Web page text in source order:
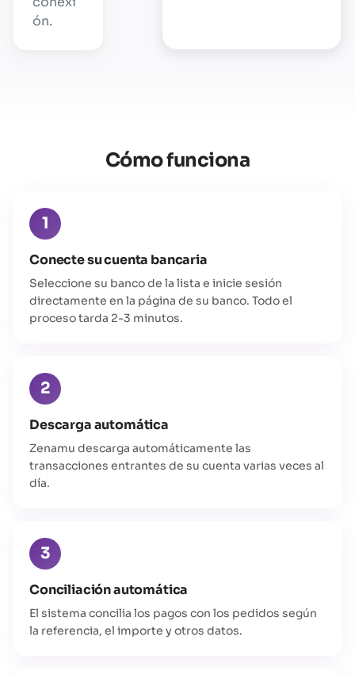
ón.
Cómo funciona
1
Conecte su cuenta bancaria
Seleccione su banco de la lista e inicie sesión
directamente en la página de su banco. Todo el
proceso tarda 2-3 minutos.
2
Descarga automática
Zenamu descarga automáticamente las
transacciones entrantes de su cuenta varias veces al
día.
3
Conciliación automática
El sistema concilia los pagos con los pedidos según
la referencia, el importe y otros datos.